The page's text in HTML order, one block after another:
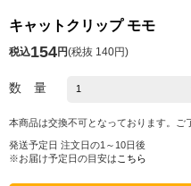
キャットクリップ モモ
税込154円(税抜 140円)
数 量
本商品は交換不可となっております。ご
発送予定日 注文日の1～10日後
※お届け予定日の目安は こちら